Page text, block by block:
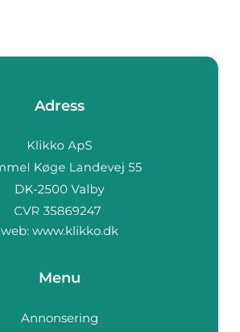
Adress
web: www.klikko.dk
Menu
Annonsering